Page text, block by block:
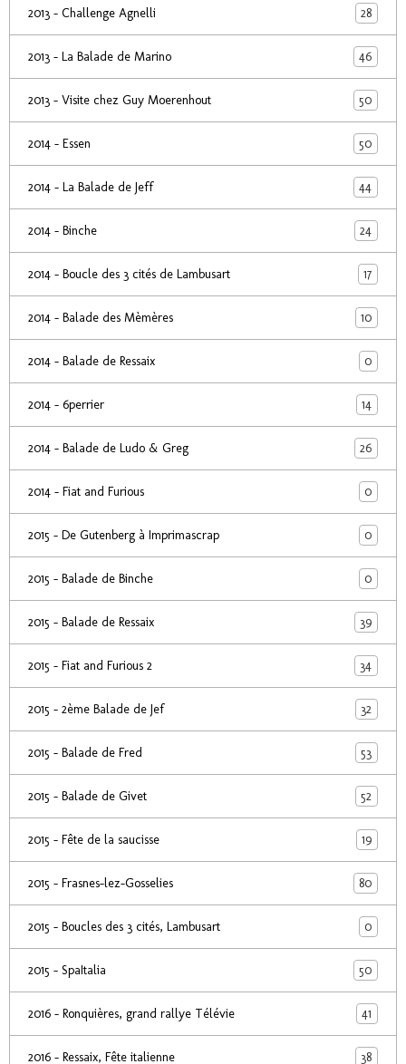
2013 - Challenge Agnelli 28
2013 - La Balade de Marino 46
2013 - Visite chez Guy Moerenhout 50
2014 - Essen 50
2014 - La Balade de Jeff 44
2014 - Binche 24
2014 - Boucle des 3 cités de Lambusart 17
2014 - Balade des Mèmères 10
2014 - Balade de Ressaix 0
2014 - 6perrier 14
2014 - Balade de Ludo & Greg 26
2014 - Fiat and Furious 0
2015 - De Gutenberg à Imprimascrap 0
2015 - Balade de Binche 0
2015 - Balade de Ressaix 39
2015 - Fiat and Furious 2 34
2015 - 2ème Balade de Jef 32
2015 - Balade de Fred 53
2015 - Balade de Givet 52
2015 - Fête de la saucisse 19
2015 - Frasnes-lez-Gosselies 80
2015 - Boucles des 3 cités, Lambusart 0
2015 - SpaItalia 50
2016 - Ronquières, grand rallye Télévie 41
2016 - Ressaix, Fête italienne 38